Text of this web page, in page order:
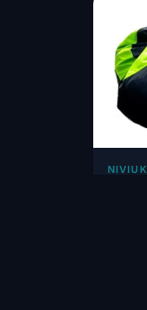
NIVIUK